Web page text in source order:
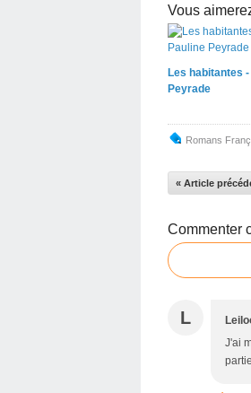
Vous
Les habitantes
Peyrade
Romans
« Article
Commenter
L
J'ai